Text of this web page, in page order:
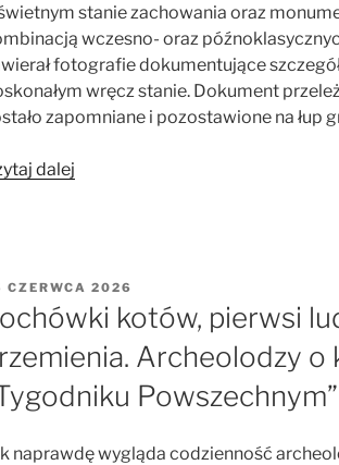
stanie zachowania oraz
wczesno- oraz
fotografie dokumentujące
wręcz stanie. Dokument
zapomniane i pozostawione na łup
dalej
miasto
Majów
Plan
Ayutla”
CZERWCA 2026
kotów, pierwsi
Archeolodzy o
Powszechnym”
naprawdę wygląda codzienność